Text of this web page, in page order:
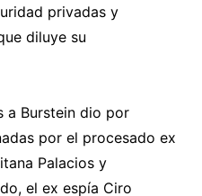
privadas y
diluye su
a Burstein dio por
por el procesado ex
Palacios y
el ex espía Ciro